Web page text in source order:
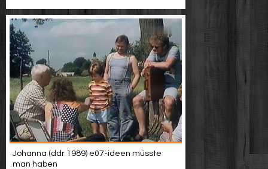
mit facebook anmelden
Informationen
Werbung
Video suchen
Johanna (ddr 1989) e07-ideen müsste
man haben